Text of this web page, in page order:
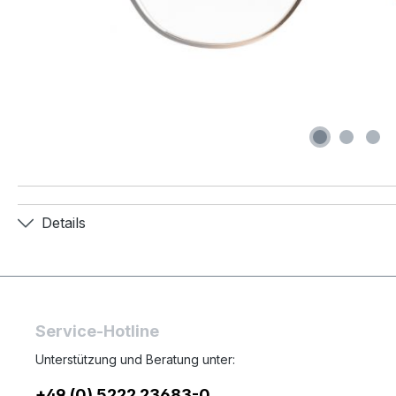
Details
Service-Hotline
Unterstützung und Beratung unter: